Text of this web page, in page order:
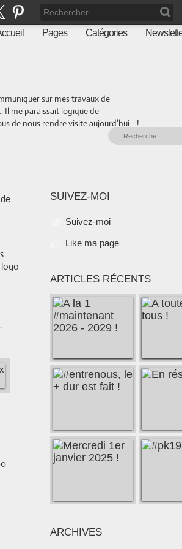
Pages Catégories
sur mes travaux de
me paraissait logique de
de nous rendre visite aujourd'hui... !
logo
SUIVEZ-MOI
Suivez-moi
Like ma page
ARTICLES RÉCENTS
ARCHIVES